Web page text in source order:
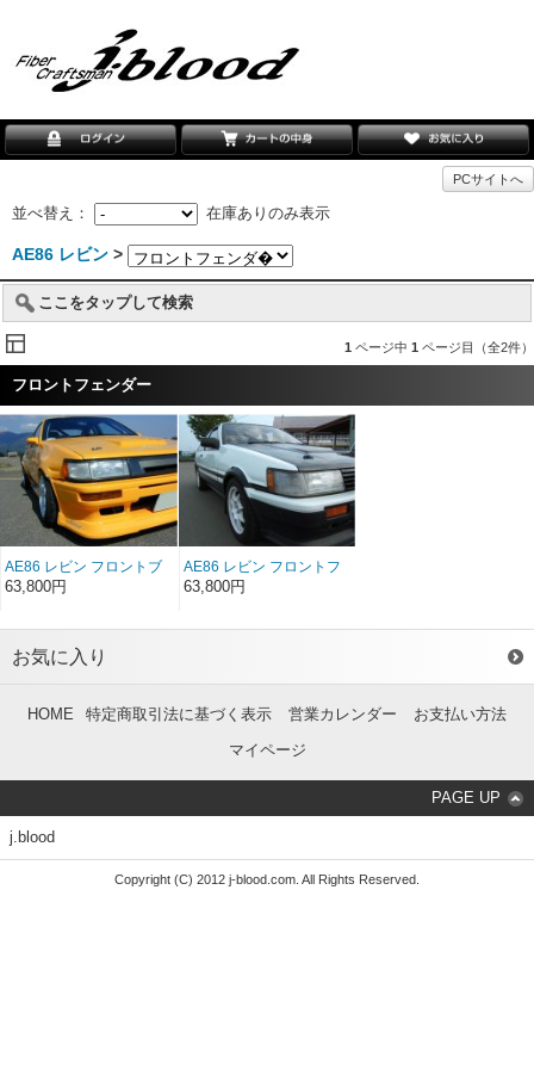
PCサイトへ
並べ替え： 在庫ありのみ表示
AE86 レビン >
ここをタップして検索
1 ページ中 1 ページ目（全2件）
フロントフェンダー
AE86 レビン フロントブ
リスターフェンダー（左
63,800円
AE86 レビン フロントフ
ェンダー ノーマルタイプ
63,800円
お気に入り
HOME 特定商取引法に基づく表示 営業カレンダー
お支払い方法
マイページ
PAGE UP
j.blood
Copyright (C) 2012 j-blood.com. All Rights Reserved.